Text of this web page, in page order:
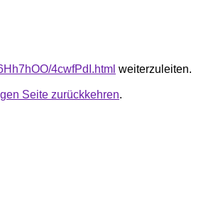
4cwfPdI.html weiterzuleiten.
Seite zurückkehren.